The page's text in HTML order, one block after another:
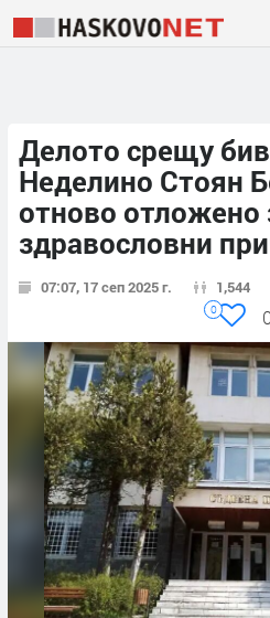
Делото срещу
Неделино Стоян
отново отложено
здравословни
07:07, 17 сеп 2025 г. 1,544
0